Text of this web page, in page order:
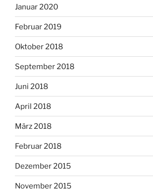
Januar 2020
Februar 2019
Oktober 2018
September 2018
Juni 2018
April 2018
März 2018
Februar 2018
Dezember 2015
November 2015